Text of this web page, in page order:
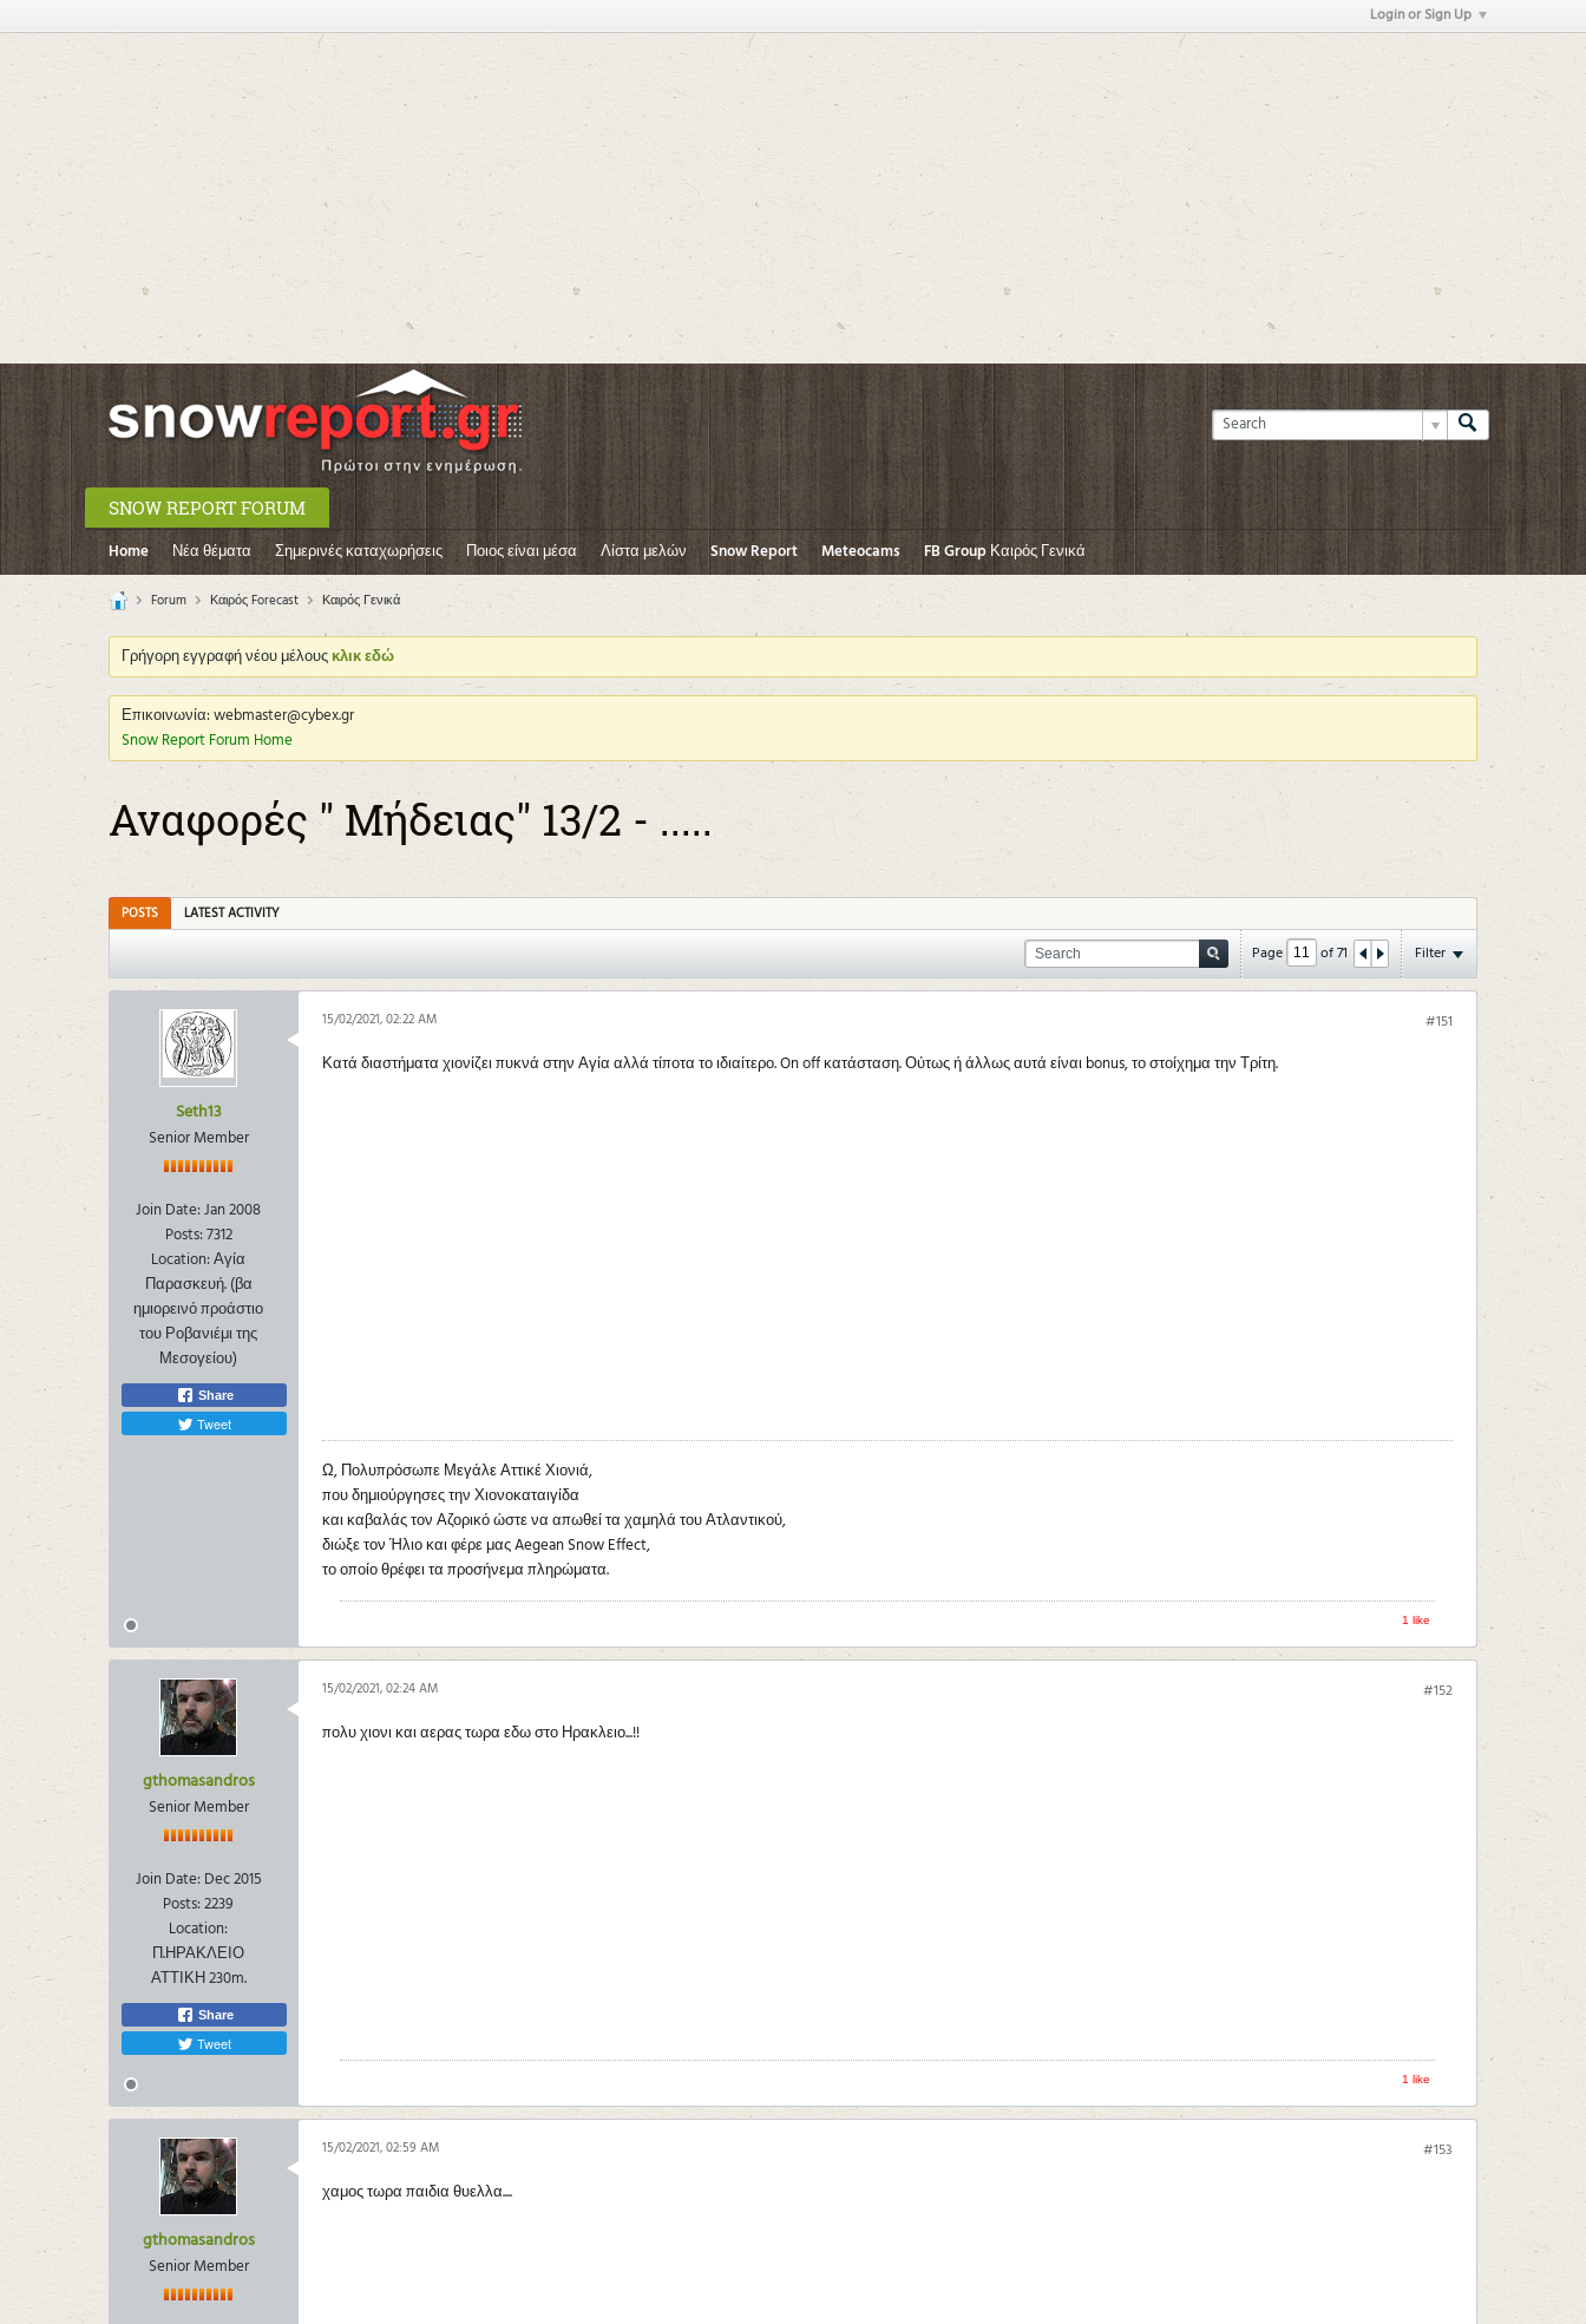
Login or Sign Up
SNOW REPORT FORUM
Home Νέα θέματα Σημερινές καταχωρήσεις Ποιος είναι μέσα Λίστα μελών Snow Report Meteocams FB Group Καιρός Γενικά
Forum Καιρός Forecast Καιρός Γενικά
Γρήγορη εγγραφή νέου μέλουςκλικ εδώ
Επικοινωνία: webmaster@cybex.gr
Snow Report Forum Home
Αναφορές " Μήδειας" 13/2 - .....
POSTS LATEST ACTIVITY
Page of71 Filter
Seth13
Senior Member
Join Date:Jan 2008
Posts:7312
Location:Αγία
Παρασκευή. (βα
ημιορεινό προάστιο
του Ροβανιέμι της
Μεσογείου)
Share
Tweet
#151
15/02/2021, 02:22 AM
Κατά διαστήματα χιονίζει πυκνά στην Αγία αλλά τίποτα το ιδιαίτερο. On off κατάσταση. Ούτως ή άλλως αυτά είναι bonus, το στοίχημα την Τρίτη.
Ω, Πολυπρόσωπε Μεγάλε Αττικέ Χιονιά,
που δημιούργησες την Χιονοκαταιγίδα
και καβαλάς τον Αζορικό ώστε να απωθεί τα χαμηλά του Ατλαντικού,
διώξε τον Ήλιο και φέρε μας Aegean Snow Effect,
το οποίο θρέφει τα προσήνεμα πληρώματα.
1 like
gthomasandros
Senior Member
Join Date: Dec 2015
Posts:2239
Location:
Π.ΗΡΑΚΛΕΙΟ
ΑΤΤΙΚΗ 230m.
Share
Tweet
#152
15/02/2021, 02:24 AM
πολυ χιονι και αερας τωρα εδω στο Ηρακλειο...!!
1 like
gthomasandros
Senior Member
#153
15/02/2021, 02:59 AM
χαμος τωρα παιδια θυελλα....